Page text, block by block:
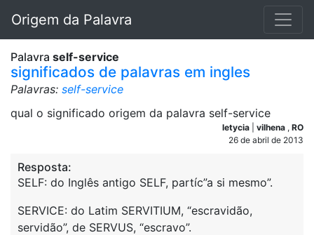
Origem da Palavra
Palavra self-service
significados de palavras em ingles
Palavras: self-service
qual o significado origem da palavra self-service
letycia vilhena , RO
26 de abril de 2013
Resposta:
SELF: do Inglês antigo SELF, partíc”a si mesmo”.
SERVICE: do Latim SERVITIUM, “escravidão,
servidão”, de SERVUS, “escravo”.